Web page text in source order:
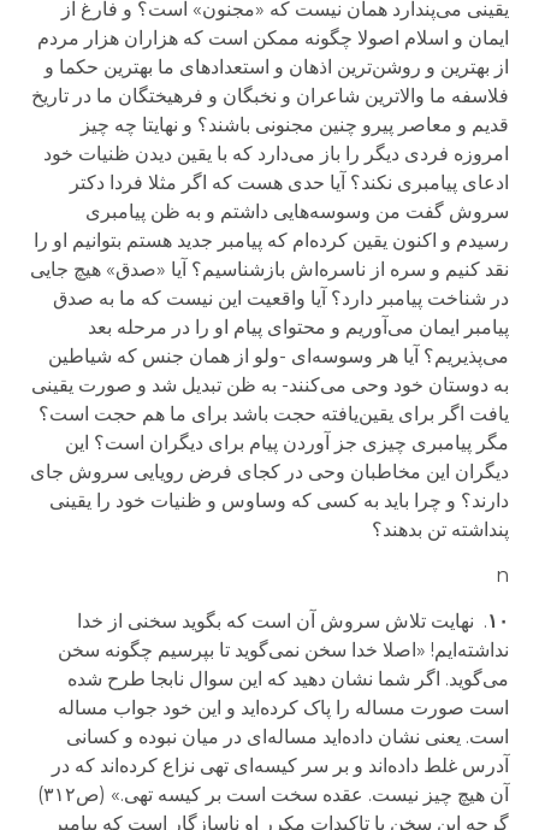
یقینی می‌پندارد همان نیست که «مجنون» است؟ و فارغ از
ایمان و اسلام اصولا چگونه ممکن است که هزاران هزار مردم
از بهترین و روشن‌ترین اذهان و استعدادهای ما بهترین حکما و
فلاسفه ما والاترین شاعران و نخبگان و فرهیختگان ما در تاریخ
قدیم و معاصر پیرو چنین مجنونی باشند؟ و نهایتا چه چیز
امروزه فردی دیگر را باز می‌دارد که با یقین دیدن ظنیات خود
ادعای پیامبری نکند؟ آیا حدی هست که اگر مثلا فردا دکتر
سروش گفت من وسوسه‌هایی داشتم و به ظن پیامبری
رسیدم و اکنون یقین کرده‌ام که پیامبر جدید هستم بتوانیم او را
نقد کنیم و سره از ناسره‌اش بازشناسیم؟ آیا «صدق» هیچ جایی
در شناخت پیامبر دارد؟ آیا واقعیت این نیست که ما به صدق
پیامبر ایمان می‌آوریم و محتوای پیام او را در مرحله بعد
می‌پذیریم؟ آیا هر وسوسه‌ای -ولو از همان جنس که شیاطین
به دوستان خود وحی می‌کنند- به ظن تبدیل شد و صورت یقینی
یافت اگر برای یقین‌یافته حجت باشد برای ما هم حجت است؟
مگر پیامبری چیزی جز آوردن پیام برای دیگران است؟ این
دیگران این مخاطبان وحی در کجای فرض رویایی سروش جای
دارند؟ و چرا باید به کسی که وساوس و ظنیات خود را یقینی
پنداشته تن بدهند؟
n
۱۰. نهایت تلاش سروش آن است که بگوید سخنی از خدا
نداشته‌ایم! «اصلا خدا سخن نمی‌گوید تا بپرسیم چگونه سخن
می‌گوید. اگر شما نشان دهید که این سوال نابجا طرح شده
است صورت مساله را پاک کرده‌اید و این خود جواب مساله
است. یعنی نشان داده‌اید مساله‌ای در میان نبوده و کسانی
آدرس غلط داده‌اند و بر سر کیسه‌ای تهی نزاع کرده‌اند که در
آن هیچ چیز نیست. عقده سخت است بر کیسه تهی.» (ص۳۱۲)
گرچه این سخن با تاکیدات مکرر او ناسازگار است که پیامبر